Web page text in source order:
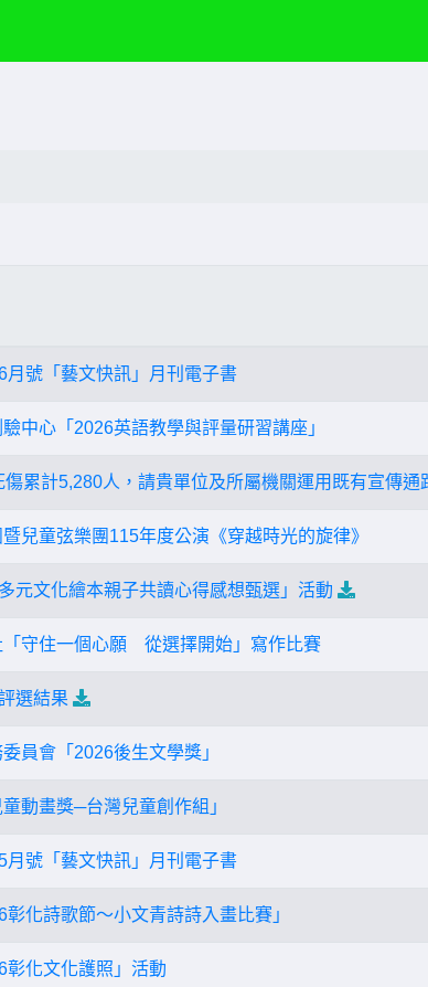
號「藝文快訊」月刊電子書
中心「2026英語教學與評量研習講座」
累計5,280人，請貴單位及所屬機關運用既有宣傳通
兒童弦樂團115年度公演《穿越時光的旋律》
元文化繪本親子共讀心得感想甄選」活動
「守住一個心願 從選擇開始」寫作比賽
選結果
員會「2026後生文學獎」
動畫獎─台灣兒童創作組」
號「藝文快訊」月刊電子書
化詩歌節～小文青詩詩入畫比賽」
彰化文化護照」活動